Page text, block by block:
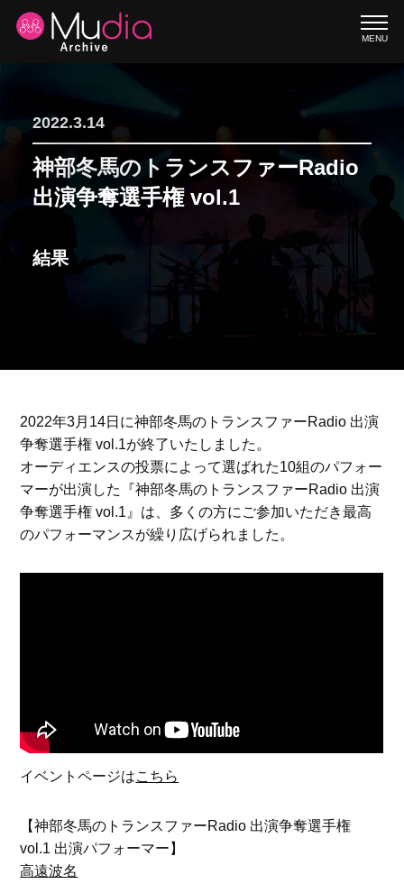
MENU
2022.3.14
神部冬馬のトランスファーRadio
出演争奪選手権 vol.1
結果
2022年3月14日に神部冬馬のトランスファーRadio 出演
争奪選手権 vol.1が終了いたしました。
オーディエンスの投票によって選ばれた10組のパフォー
マーが出演した『神部冬馬のトランスファーRadio 出演
争奪選手権 vol.1』は、多くの方にご参加いただき最高
のパフォーマンスが繰り広げられました。
イベントページはこちら
【神部冬馬のトランスファーRadio 出演争奪選手権
vol.1 出演パフォーマー】
高遠波名